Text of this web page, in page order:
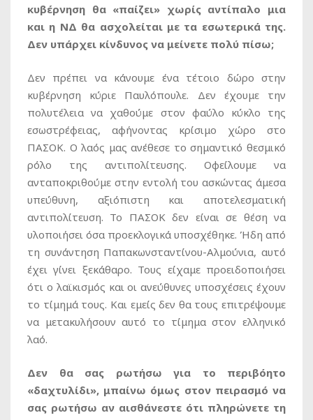
κυβέρνηση θα «παίζει» χωρίς αντίπαλο μια
και η ΝΔ θα ασχολείται με τα εσωτερικά της.
Δεν υπάρχει κίνδυνος να μείνετε πολύ πίσω;
Δεν πρέπει να κάνουμε ένα τέτοιο δώρο στην
κυβέρνηση κύριε Παυλόπουλε. Δεν έχουμε την
πολυτέλεια να χαθούμε στον φαύλο κύκλο της
εσωστρέφειας, αφήνοντας κρίσιμο χώρο στο
ΠΑΣΟΚ. Ο λαός μας ανέθεσε το σημαντικό θεσμικό
ρόλο της αντιπολίτευσης. Οφείλουμε να
ανταποκριθούμε στην εντολή του ασκώντας άμεσα
υπεύθυνη, αξιόπιστη και αποτελεσματική
αντιπολίτευση. Το ΠΑΣΟΚ δεν είναι σε θέση να
υλοποιήσει όσα προεκλογικά υποσχέθηκε. Ήδη από
τη συνάντηση Παπακωνσταντίνου-Αλμούνια, αυτό
έχει γίνει ξεκάθαρο. Τους είχαμε προειδοποιήσει
ότι ο λαϊκισμός και οι ανεύθυνες υποσχέσεις έχουν
το τίμημά τους. Και εμείς δεν θα τους επιτρέψουμε
να μετακυλήσουν αυτό το τίμημα στον ελληνικό
λαό.
Δεν θα σας ρωτήσω για το περιβόητο
«δαχτυλίδι», μπαίνω όμως στον πειρασμό να
σας ρωτήσω αν αισθάνεστε ότι πληρώνετε τη